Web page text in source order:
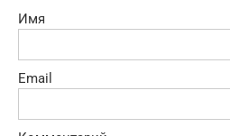
Имя
Email